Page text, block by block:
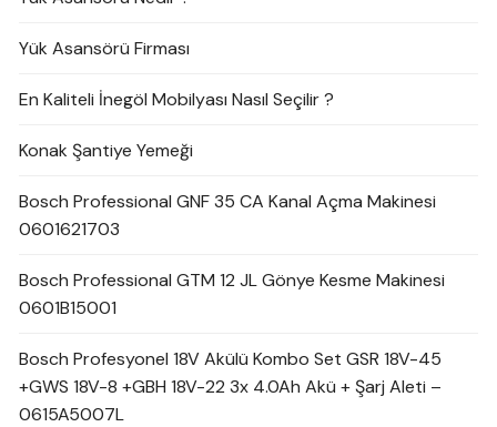
Yük Asansörü Firması
En Kaliteli İnegöl Mobilyası Nasıl Seçilir ?
Konak Şantiye Yemeği
Bosch Professional GNF 35 CA Kanal Açma Makinesi
0601621703
Bosch Professional GTM 12 JL Gönye Kesme Makinesi
0601B15001
Bosch Profesyonel 18V Akülü Kombo Set GSR 18V-45
+GWS 18V-8 +GBH 18V-22 3x 4.0Ah Akü + Şarj Aleti –
0615A5007L